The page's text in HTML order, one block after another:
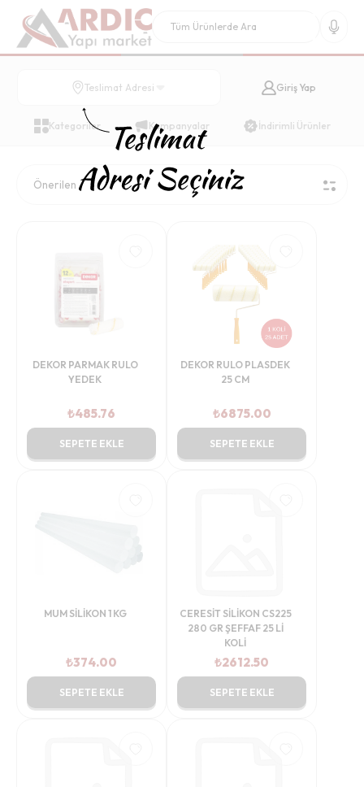
Teslimat Adresi Giriş Yap
Kategoriler Kampanyalar İndirimli Ürünler
DEKOR PARMAK RULO
YEDEK
₺485.76
SEPETE EKLE
DEKOR RULO PLASDEK
25 CM
₺6875.00
SEPETE EKLE
MUM SİLİKON 1 KG
₺374.00
SEPETE EKLE
CERESİT SİLİKON CS225
280 GR ŞEFFAF 25 Lİ
KOLİ
₺2612.50
SEPETE EKLE